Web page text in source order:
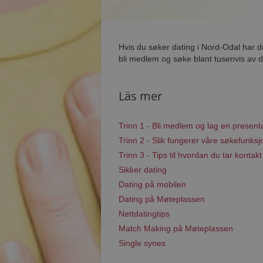
Hvis du søker dating i Nord-Odal har
bli medlem og søke blant tusenvis av
Läs mer
Trinn 1 - Bli medlem og lag en
Trinn 2 - Slik fungerer våre
Trinn 3 - Tips til hvordan du tar kontakt
Sikker dating
Dating på mobilen
Dating på Møteplassen
Nettdatingtips
Match Making på Møteplassen
Single synes